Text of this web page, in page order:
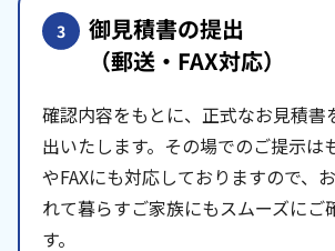
3 御見積書の提出
（郵送・FAX対応）
確認内容をもとに、正式なお見積書
出いたします。その場でのご提示は
やFAXにも対応しておりますので、
れて暮らすご家族にもスムーズにご
す。